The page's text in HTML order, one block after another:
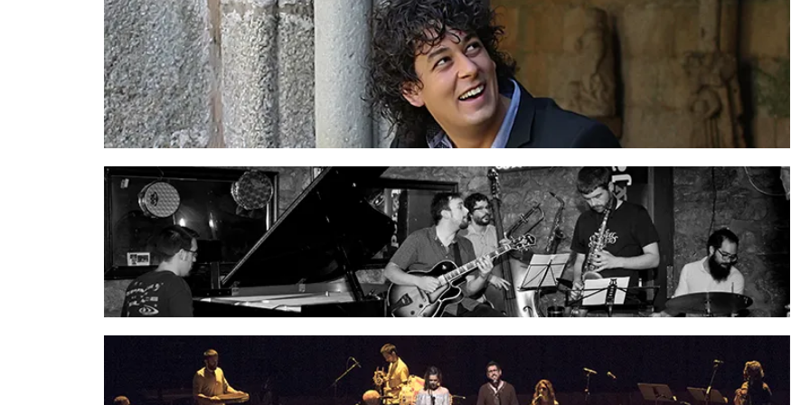
soprano Marianne Croux. Ha sido recientemente invitado como pianista del Ensemble Erasme bajo la
batuta de Thibault Back de Surany.
Se siente interesado por la música contemporánea, por lo que trabaja con compositores como Kaija
Saariaho, Nicolas Bacri o Tristan Murail. Originario de Normandía, Alexis Gournel empieza sus
estudios musicales en el conservatorio de Caen en la clase de Emmanuelle Jeannenez. Se perfecciona
regular de Xiao Mei Zhu, Bruno Rigutto y Pascal Devoyon. Actualmente continua su formación en el
Conservatorio Nacional Superior de Música y de Danza de París en la clase de piano con Hortense
Cartier-Bresson y de música de cámara con Claire Désert y Ami Flammer.
hispanista y lorquista Christopher Maurer firmaron el libreto interior del disco.
Completa su currículo académico con el Diploma de posgrado en gestión de empresas musicales en la
Universidad Pompeu Fabra de Barcelona y es director artístico del festivalMúsica no claustro
de la
catedral de Tui, que celebró su 11ª edición#contrastesen el pasado mes de agosto.